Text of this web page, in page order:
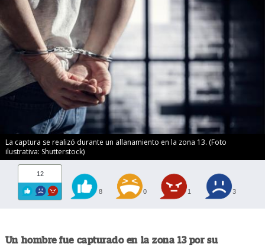
La captura se realizó durante un allanamiento en la zona 13. (Foto
ilustrativa: Shutterstock)
12
8 0 1 3
Un hombre fue capturado en la zona 13 por su